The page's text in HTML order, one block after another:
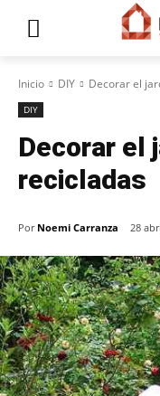
Inicio DIY Decorar el
DIY
Decorar el
recicladas
Por Noemi Carranza 28